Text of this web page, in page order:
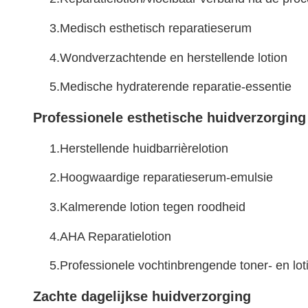
3.Medisch esthetisch reparatieserum
4.Wondverzachtende en herstellende lotion
5.Medische hydraterende reparatie-essentie
Professionele esthetische huidverzorging
1.Herstellende huidbarrièrelotion
2.Hoogwaardige reparatieserum-emulsie
3.Kalmerende lotion tegen roodheid
4.AHA Reparatielotion
5.Professionele vochtinbrengende toner- en
Zachte dagelijkse huidverzorging